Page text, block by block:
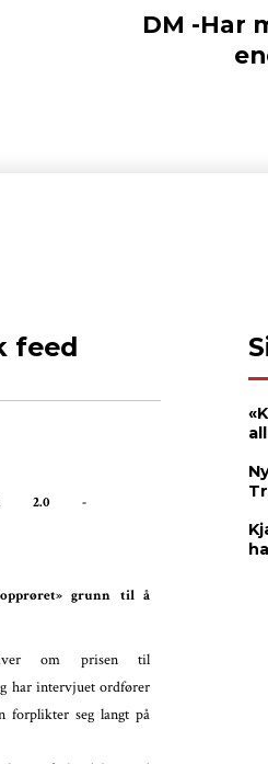
DM -Har
feed
2.0 -
grunn til å
om prisen til
har intervjuet ordfører
forplikter seg langt på